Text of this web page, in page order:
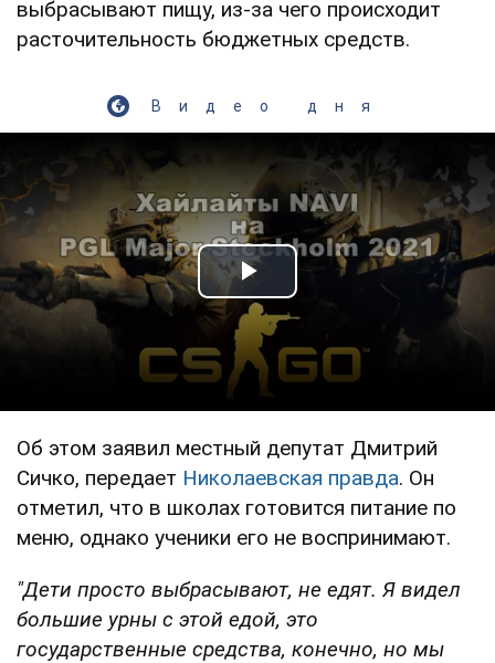
выбрасывают пищу, из-за чего происходит
расточительность бюджетных средств.
Видео дня
Play Video
Об этом заявил местный депутат Дмитрий
Сичко, передает Николаевская правда. Он
отметил, что в школах готовится питание по
меню, однако ученики его не воспринимают.
"Дети просто выбрасывают, не едят. Я видел
большие урны с этой едой, это
государственные средства, конечно, но мы